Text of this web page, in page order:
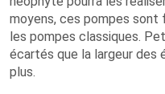
moyens, ces pompes
les pompes classiques.
écartés que la largeur des
plus.